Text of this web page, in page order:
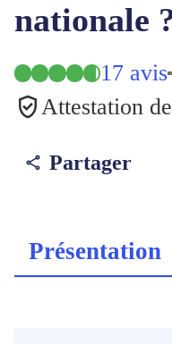
nationale
17 avis
Attestation
Partager
Présentation